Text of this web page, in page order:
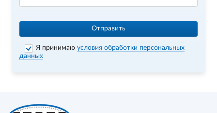
Отправить
Я принимаюусловия обработки персональных
данных